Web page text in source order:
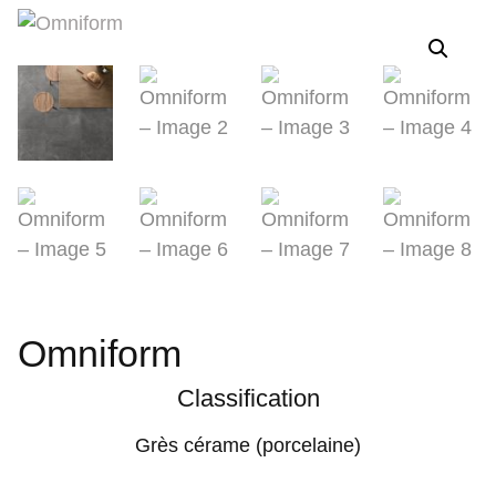
Omniform
Classification
Grès cérame (porcelaine)